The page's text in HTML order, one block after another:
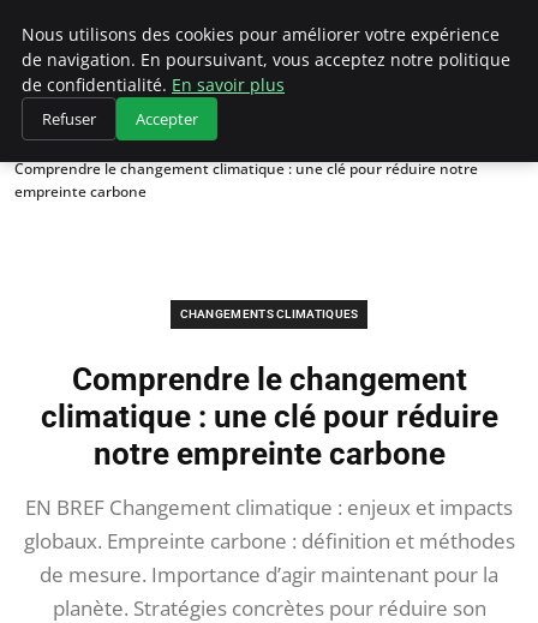
Climategatecountryclub.com
Accueil
Changements climatiques
Comprendre le changement climatique : une clé pour réduire notre
empreinte carbone
CHANGEMENTS CLIMATIQUES
Comprendre le changement
climatique : une clé pour réduire
notre empreinte carbone
EN BREF Changement climatique : enjeux et impacts
globaux. Empreinte carbone : définition et méthodes
de mesure. Importance d’agir maintenant pour la
planète. Stratégies concrètes pour réduire son
Nous utilisons des cookies pour améliorer votre expérience
de navigation. En poursuivant, vous acceptez notre politique
de confidentialité. En savoir plus
Refuser Accepter